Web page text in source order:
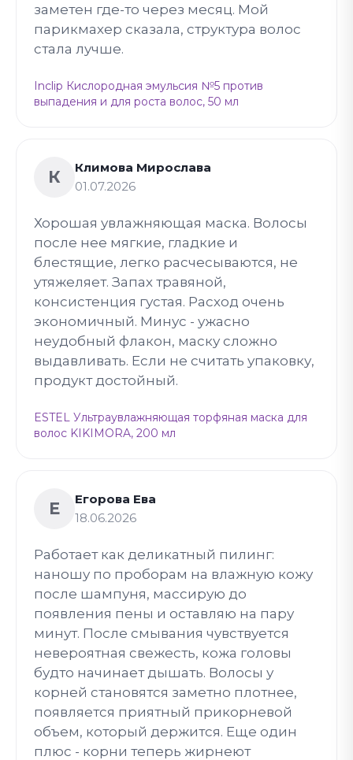
заметен где-то через месяц. Мой
парикмахер сказала, структура волос
стала лучше.
Inclip Кислородная эмульсия №5 против
выпадения и для роста волос, 50 мл
К
Климова Мирослава
01.07.2026
Хорошая увлажняющая маска. Волосы
после нее мягкие, гладкие и
блестящие, легко расчесываются, не
утяжеляет. Запах травяной,
консистенция густая. Расход очень
экономичный. Минус - ужасно
неудобный флакон, маску сложно
выдавливать. Если не считать упаковку,
продукт достойный.
ESTEL Ультраувлажняющая торфяная маска для
волос KIKIMORA, 200 мл
Е
Егорова Ева
18.06.2026
Работает как деликатный пилинг:
наношу по проборам на влажную кожу
после шампуня, массирую до
появления пены и оставляю на пару
минут. После смывания чувствуется
невероятная свежесть, кожа головы
будто начинает дышать. Волосы у
корней становятся заметно плотнее,
появляется приятный прикорневой
объем, который держится. Еще один
плюс - корни теперь жирнеют